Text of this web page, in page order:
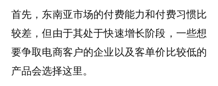
首先，东南亚市场的付费能力和付费习惯比
较差，但由于其处于快速增长阶段，一些想
要争取电商客户的企业以及客单价比较低的
产品会选择这里。